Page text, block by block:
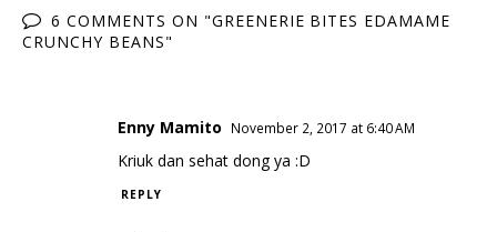
6 COMMENTS ON "GREENERIE BITES EDAMAME
CRUNCHY BEANS"
Enny Mamito November 2, 2017 at 6:40 AM
Kriuk dan sehat dong ya :D
REPLY